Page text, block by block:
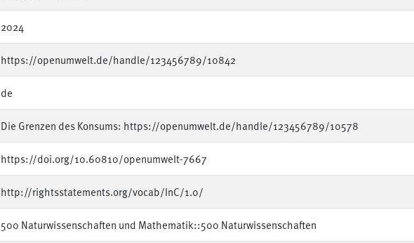
2024
https://openumwelt.de/handle/123456789/10842
de
Die Grenzen des Konsums: https://openumwelt.de/handle/123456789/10578
https://doi.org/10.60810/openumwelt-7667
http://rightsstatements.org/vocab/InC/1.0/
500 Naturwissenschaften und Mathematik::500 Naturwissenschaften